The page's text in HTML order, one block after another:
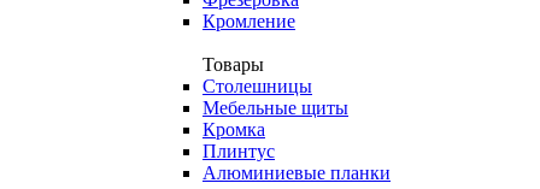
Кромление
Товары
Столешницы
Мебельные щиты
Кромка
Плинтус
Алюминиевые планки